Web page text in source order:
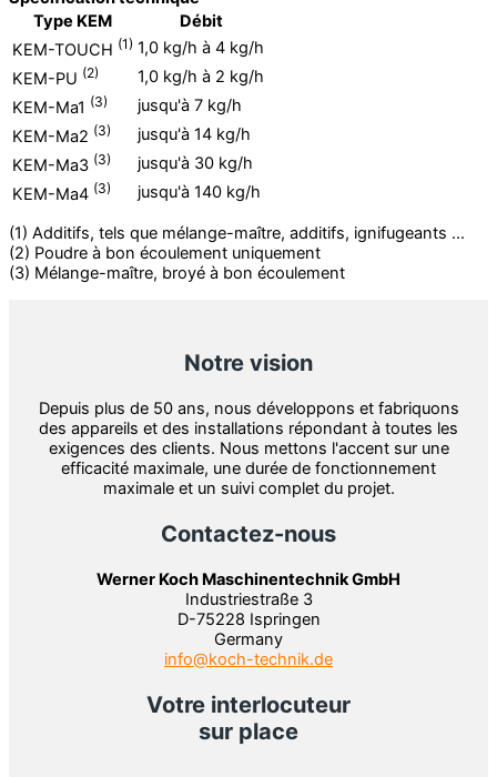
Type KEM
Débit
KEM-TOUCH (1) 1,0 kg/h à 4 kg/h
KEM-PU (2)
1,0 kg/h à 2 kg/h
KEM-Ma1 (3)
jusqu'à 7 kg/h
KEM-Ma2 (3)
jusqu'à 14 kg/h
KEM-Ma3 (3)
jusqu'à 30 kg/h
KEM-Ma4 (3) jusqu'à 140 kg/h
(1) Additifs, tels que mélange-maître, additifs, ignifugeants ...
(2) Poudre à bon écoulement uniquement
(3) Mélange-maître, broyé à bon écoulement
Notre vision
Depuis plus de 50 ans, nous développons et fabriquons
des appareils et des installations répondant à toutes les
exigences des clients. Nous mettons l'accent sur une
efficacité maximale, une durée de fonctionnement
maximale et un suivi complet du projet.
Contactez-nous
Werner Koch Maschinentechnik GmbH
Industriestraße 3
D-75228 Ispringen
Germany
info@koch-technik.de
Votre interlocuteur
sur place